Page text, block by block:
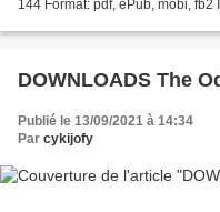
144 Format: pdf, ePub, mobi,
DOWNLOADS The
Publié le 13/09/2021 à 14:34
Par cykijofy